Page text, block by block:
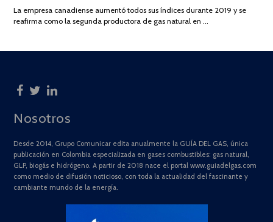
2025
La empresa canadiense aumentó todos sus índices durante 2019 y se
reafirma como la segunda productora de gas natural en …
Nosotros
Desde 2014, Grupo Comunicar edita anualmente la GUÍA DEL GAS, única
publicación en Colombia especializada en gases combustibles: gas natural,
GLP, biogás e hidrógeno. A partir de 2018 nace el portal www.guiadelgas.com
como medio de difusión noticioso, con toda la actualidad del fascinante y
cambiante mundo de la energía.